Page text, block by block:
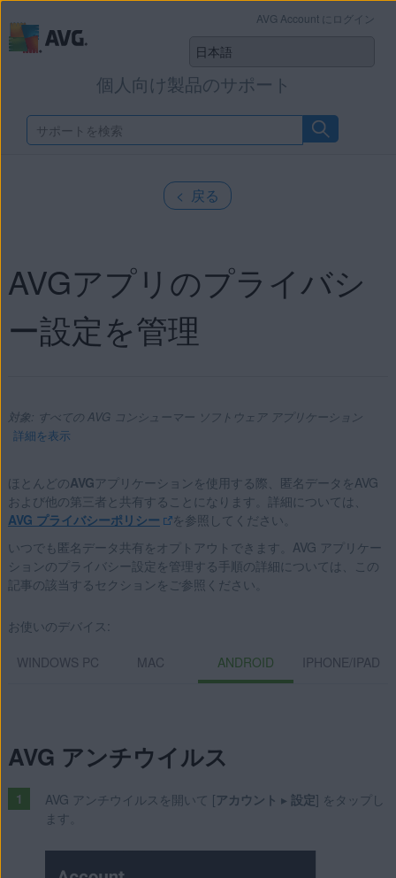
個人向け製品のサポート
AVG Account にログイン
< 戻る
AVGアプリのプライバシ
ー設定を管理
対象: すべての AVG コンシューマー ソフトウェア アプリケーション
詳細を表示
製品:
すべての AVG コンシューマー ソフトウェア アプリケーショ
ン
ほとんどのAVG アプリケーションを使用する際、匿名データをAVG
および他の第三者と共有することになります。詳細については、
AVG プライバシーポリシー
を参照してください。
いつでも匿名データ共有をオプトアウトできます。AVG アプリケー
ションのプライバシー設定を管理する手順の詳細については、この
記事の該当するセクションをご参照ください。
お使いのデバイス:
WINDOWS PC MAC ANDROID IPHONE/IPAD
AVG アンチウイルス
AVG アンチウイルスを開いて [アカウント ▸ 設定] をタップし
ます。